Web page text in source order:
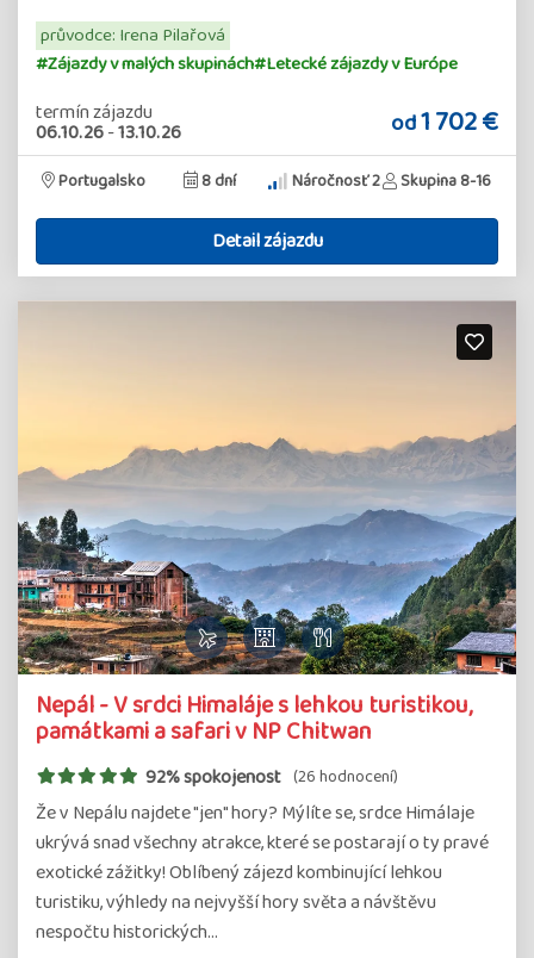
průvodce: Irena Pilařová
#Zájazdy v malých skupinách#Letecké zájazdy v Európe
termín zájazdu
06.10.26-13.10.26 od1 702 €
Portugalsko 8 dní Náročnosť 2 Skupina 8-16
Detail zájazdu
Nepál - V srdci Himaláje s lehkou turistikou,
památkami a safari v NP Chitwan
92% spokojenost (26 hodnocení)
Že v Nepálu najdete "jen" hory? Mýlíte se, srdce Himálaje
ukrývá snad všechny atrakce, které se postarají o ty pravé
exotické zážitky! Oblíbený zájezd kombinující lehkou
turistiku, výhledy na nejvyšší hory světa a návštěvu
nespočtu historických…